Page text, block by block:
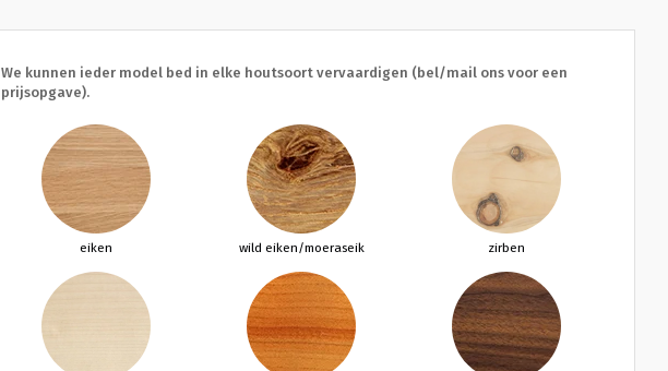
We kunnen ieder model bed in elke houtsoort vervaardigen (bel/mail ons voor een
prijsopgave).
eiken wild eiken/moeraseik zirben